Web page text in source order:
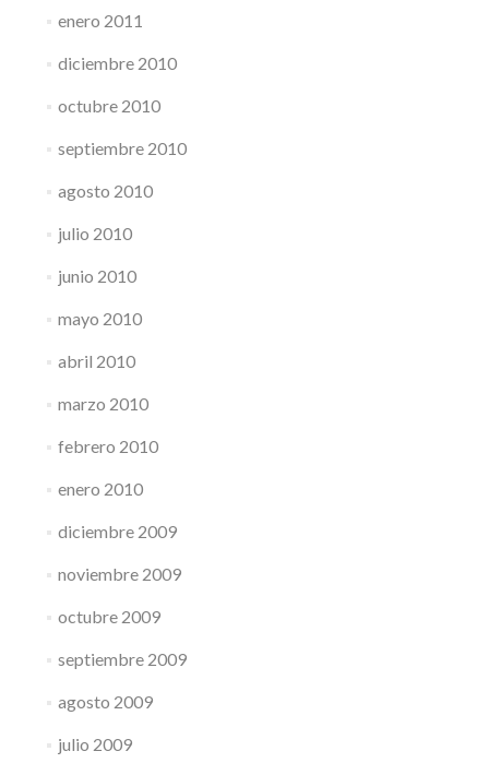
enero 2011
diciembre 2010
octubre 2010
septiembre 2010
agosto 2010
julio 2010
junio 2010
mayo 2010
abril 2010
marzo 2010
febrero 2010
enero 2010
diciembre 2009
noviembre 2009
octubre 2009
septiembre 2009
agosto 2009
julio 2009